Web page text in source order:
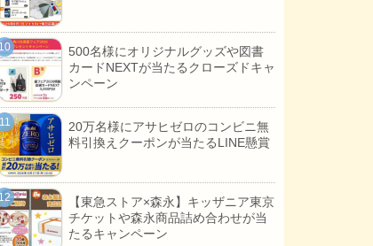
500名様にオリジナルグッズや図書
カードNEXTが当たるクローズドキャ
ンペーン
20万名様にアサヒゼロのコンビニ無
料引換えクーポンが当たるLINE懸賞
【東急ストア×森永】キッザニア東京
チケットや森永商品詰め合わせが当
たるキャンペーン